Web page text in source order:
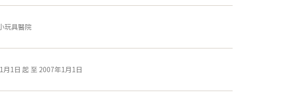
玩具醫院
月1日 起 至 2007年1月1日